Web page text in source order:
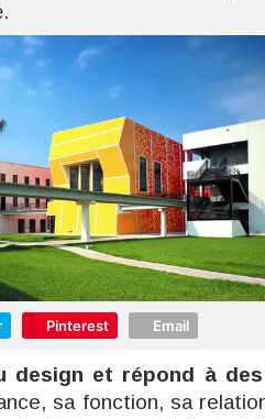
Pinterest Email
design et répond à
sa fonction, sa